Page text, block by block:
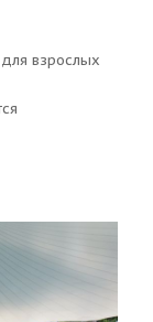
взрослых